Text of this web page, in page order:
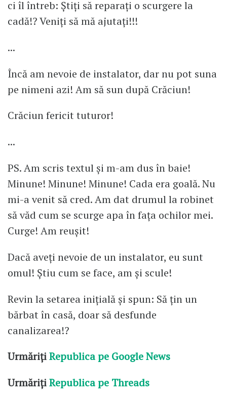
ci îl întreb: Știți să reparați o scurgere la
cadă!? Veniți să mă ajutați!!!
...
Încă am nevoie de instalator, dar nu pot suna
pe nimeni azi! Am să sun după Crăciun!
Crăciun fericit tuturor!
...
PS. Am scris textul și m-am dus în baie!
Minune! Minune! Minune! Cada era goală. Nu
mi-a venit să cred. Am dat drumul la robinet
să văd cum se scurge apa în fața ochilor mei.
Curge! Am reușit!
Dacă aveți nevoie de un instalator, eu sunt
omul! Știu cum se face, am și scule!
Revin la setarea inițială și spun: Să țin un
bărbat în casă, doar să desfunde
canalizarea!?
UrmărițiRepublica pe Google News
UrmărițiRepublica pe Threads